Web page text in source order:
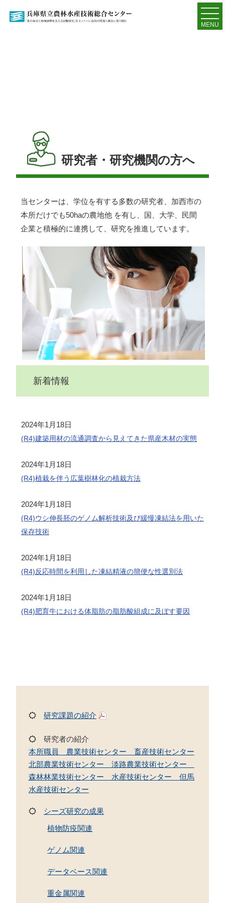
MENU
研究者・研究機関の方へ
当センターは、学位を有する多数の研究者、加西市の
本所だけでも50haの農地他 を有し、国、大学、民間
企業と積極的に連携して、研究を推進しています。
新着情報
2024年1月18日
(R4)建築用材の流通調査から見えてきた県産木材の実態
2024年1月18日
(R4)植栽を伴う広葉樹林化の植栽方法
2024年1月18日
(R4)ウシ伸長胚のゲノム解析技術及び緩慢凍結法を用いた
保存技術
2024年1月18日
(R4)反応時間を利用した凍結精液の簡便な性選別法
2024年1月18日
(R4)肥育牛における体脂肪の脂肪酸組成に及ぼす要因
研究課題の紹介
研究者の紹介
本所職員 農業技術センター 畜産技術センター
北部農業技術センター 淡路農業技術センター
森林林業技術センター 水産技術センター 但馬
水産技術センター
シーズ研究の成果
植物防疫関連
ゲノム関連
データベース関連
重金属関連